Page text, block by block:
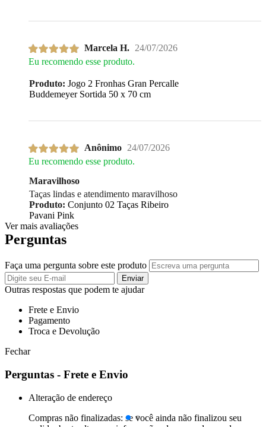
Marcela H. 24/07/2026
Eu recomendo esse produto.
Produto: Jogo 2 Fronhas Gran Percalle
Buddemeyer Sortida 50 x 70 cm
Anônimo 24/07/2026
Eu recomendo esse produto.
Maravilhoso
Taças lindas e atendimento maravilhoso
Produto: Conjunto 02 Taças Ribeiro
Pavani Pink
Ver mais avaliações
Perguntas
Faça uma pergunta sobre este produto
Enviar
Outras respostas que podem te ajudar
Frete e Envio
Pagamento
Troca e Devolução
Fechar
Perguntas - Frete e Envio
Alteração de endereço
Compras não finalizadas: se você ainda não finalizou seu